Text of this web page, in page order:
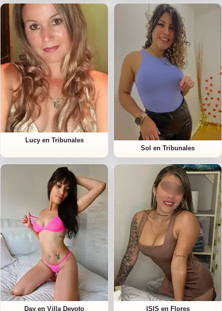
Lucy en Tribunales
Sol en Tribunales
Day en Villa Devoto ISIS en Flores